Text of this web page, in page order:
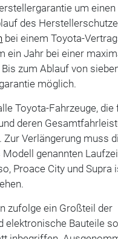
um einen
des
bei einem Toyota-
ein Jahr bei einer
zum Ablauf von
möglich.
Toyota-Fahrzeuge, die
deren
Verlängerung muss
genannten
Proace City und Supra
zufolge ein Großteil der
elektronische Bauteile